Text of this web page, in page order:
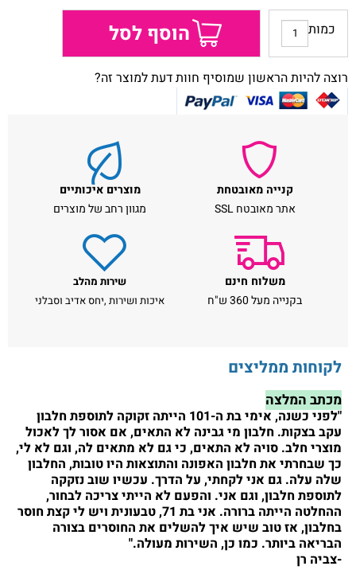
כמות הוסף לסל
רוצה להיות הראשון שמוסיף חוות דעת למוצר זה?
קנייה מאובטחת
אתר מאובטח SSL
מוצרים איכותיים
מגוון רחב של מוצרים
משלוח חינם
בקנייה מעל 360 ש"ח
שירות מהלב
איכות ושירות ,יחס אדיב וסבלני
לקוחות ממליצים
מכתב המלצה
"לפני כשנה, אימי בת ה-101 הייתה זקוקה לתוספת חלבון
עקב בצקות. חלבון מי גבינה לא התאים, אם אסור לך לאכול
מוצרי חלב. סויה לא התאים, כי גם לא מתאים לה, וגם לא לי,
כך שבחרתי את חלבון האפונה והתוצאות היו טובות, החלבון
שלה עלה. גם אני לקחתי, על הדרך. עכשיו שוב נזקקה
לתוספת חלבון, וגם אני. והפעם לא הייתי צריכה לבחור,
ההחלטה הייתה ברורה. אני בת 71, טבעונית ויש לי קצת חוסר
בחלבון, אז טוב שיש איך להשלים את החוסרים בצורה
הבריאה ביותר. כמו כן, השירות מעולה."
-צביה רן